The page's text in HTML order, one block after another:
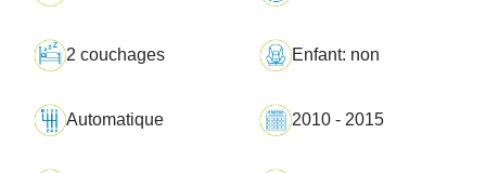
2 couchages Enfant: non
Automatique 2010 - 2015